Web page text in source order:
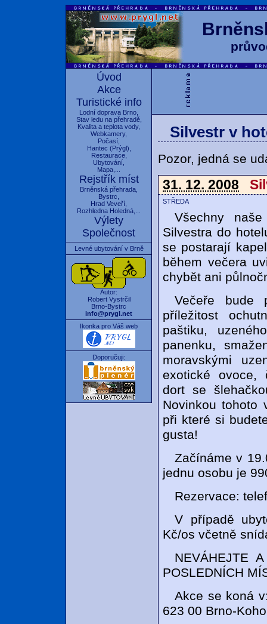
Úvod
Akce
Turistické info
Lodní doprava Brno
Stav ledu na přehradě,
Kvalita a teplota vody,
Webkamery,
Počasí
Hantec (Prýgl),
Restaurace,
Ubytování
Mapa
Rejstřík míst
Brněnská přehrada
Bystrc
Hrad Veveří
Rozhledna Holedná
Výlety
Společnost
Levné ubytování v Brně
Autor:
Robert Vystrčil
Brno-Bystrc
info@prygl.net
Ikonka pro Váš web
Doporučuji:
Silvestr v
Pozor, jedná se
31. 12. 2008
středa
Všechny
Silvestra do
se postarají
během večera
chybět ani
Večeře bude
příležitost
paštiku,
panenku,
moravskými
exotické ovoce,
dort se
Novinkou tohoto
při které si
gusta!
Začínáme v
jednu osobu je
Rezervace:
V případě
Kč/os včetně
NEVÁHEJTE
POSLEDNÍCH
Akce se koná
623 00 Brno-